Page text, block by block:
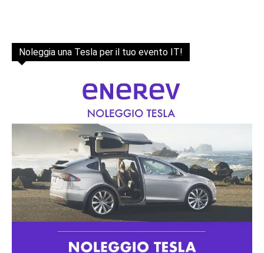
Noleggia una Tesla per il tuo evento IT!